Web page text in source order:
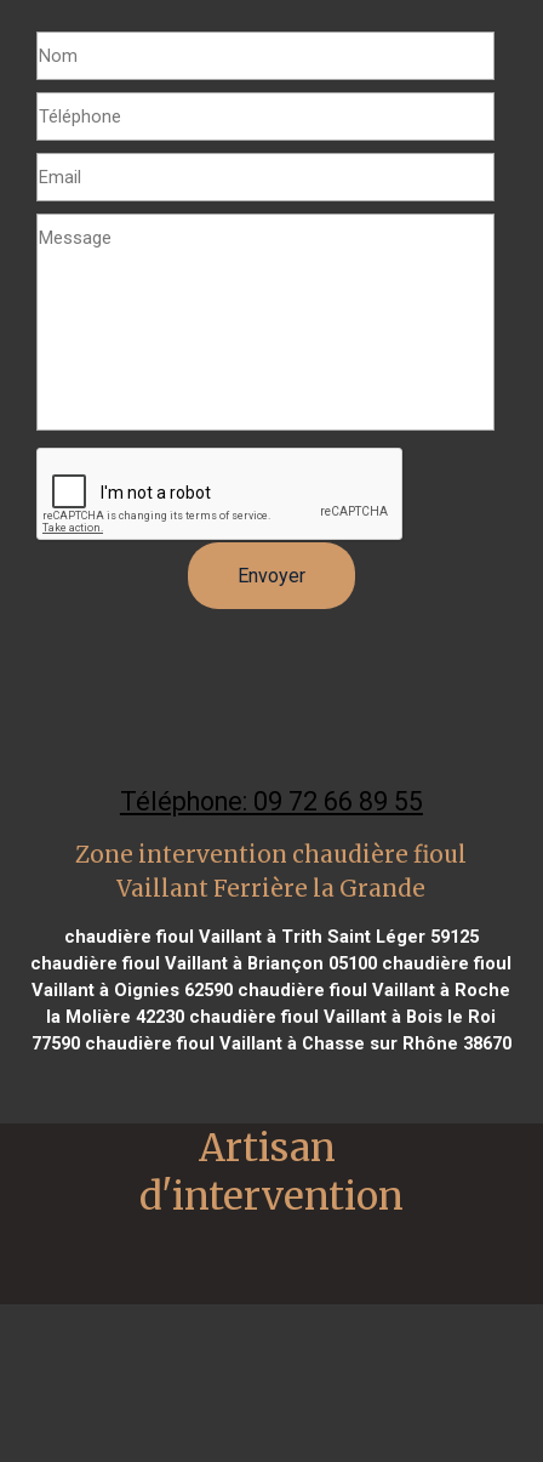
Téléphone: 09 72 66 89 55
Zone intervention chaudière fioul
Vaillant Ferrière la Grande
chaudière fioul Vaillant à Trith Saint Léger 59125
chaudière fioul Vaillant à Briançon 05100 chaudière fioul
Vaillant à Oignies 62590 chaudière fioul Vaillant à Roche
la Molière 42230 chaudière fioul Vaillant à Bois le Roi
77590chaudière fioul Vaillant à Chasse sur Rhône 38670
Artisan
d'intervention